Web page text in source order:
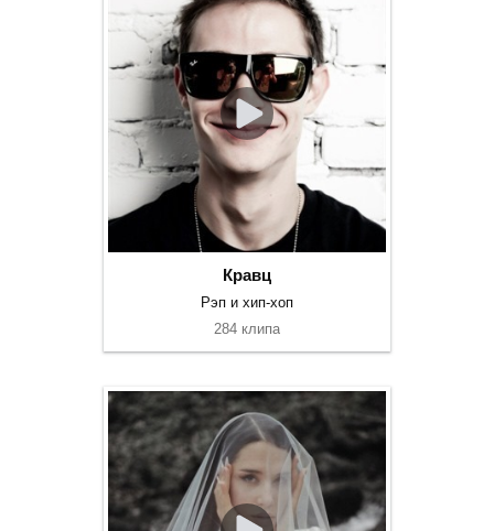
Кравц
Рэп и хип-хоп
284 клипа